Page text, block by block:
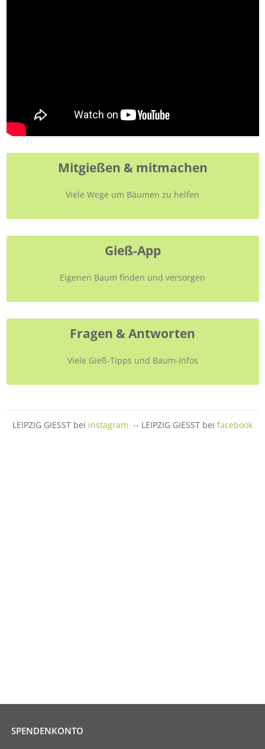
Mitgießen & mitmachen
Viele Wege um Bäumen zu helfen
Gieß-App
Eigenen Baum finden und versorgen
Fragen & Antworten
Viele Gieß-Tipps und Baum-Infos
LEIPZIG GIESST bei instagram -- LEIPZIG GIESST bei facebook
SPENDENKONTO